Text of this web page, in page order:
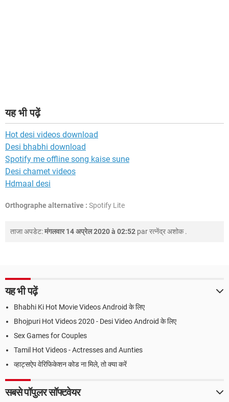
यह भी पढ़ें
Hot desi videos download
Desi bhabhi download
Spotify me offline song kaise sune
Desi chamet videos
Hdmaal desi
Orthographe alternative : Spotify Lite
ताजा अपडेट:मंगलवार 14 अप्रेल 2020 à 02:52 parरत्नेंद्र अशोक.
यह भी पढ़ें
Bhabhi Ki Hot Movie Videos Android के लिए
Bhojpuri Hot Videos 2020 - Desi Video Android के लिए
Sex Games for Couples
Tamil Hot Videos - Actresses and Aunties
व्हाट्सऐप वेरिफिकेशन कोड ना मिले, तो क्या करें
सबसे पॉपुलर सॉफ्टवेयर